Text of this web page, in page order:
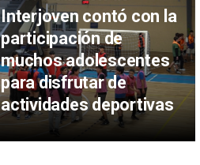
Interjoven contó con la
participación de
muchos adolescentes
para disfrutar de
actividades deportivas